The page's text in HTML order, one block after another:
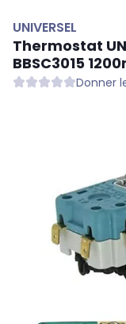
UNIVERSEL
Thermostat
BBSC3015
Donner